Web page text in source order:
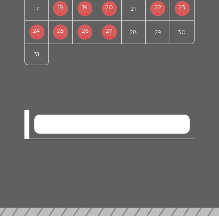
17 18 19 20 21 22 23
24 25 26 27 28 29 30
31